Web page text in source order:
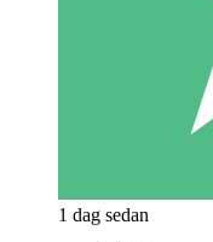
1 dag sedan